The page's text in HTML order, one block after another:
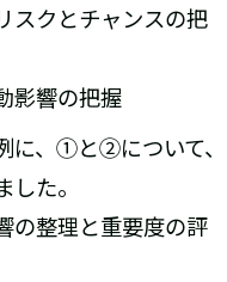
スクとチャンスの把
影響の把握
に、①と②について、
た。
の整理と重要度の評